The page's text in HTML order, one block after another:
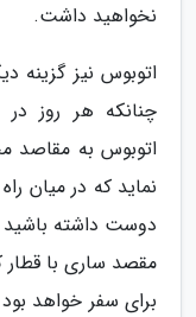
نخواهید داشت.
اتوبوس نیز گزینه
چنانکه هر روز
اتوبوس به مقاصد
نماید که در میان
دوست داشته باشید
مقصد ساری با قطار
برای سفر خواهد